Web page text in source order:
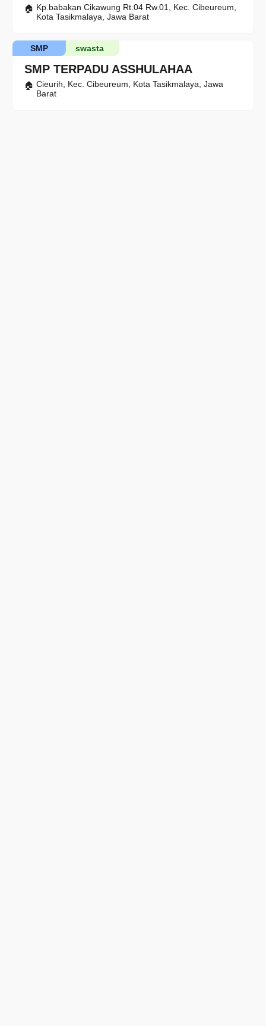
Kp.babakan Cikawung Rt.04 Rw.01, Kec. Cibeureum,
Kota Tasikmalaya, Jawa Barat
SMP TERPADU ASSHULAHAA
swasta
SMP
Cieurih, Kec. Cibeureum, Kota Tasikmalaya, Jawa
Barat